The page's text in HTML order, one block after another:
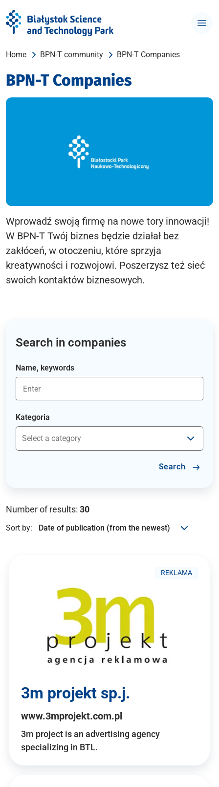
Home BPN-T community BPN-T Companies
BPN-T Companies
Wprowadź swoją firmę na nowe tory innowacji!
W BPN-T Twój biznes będzie działał bez
zakłóceń, w otoczeniu, które sprzyja
kreatywności i rozwojowi. Poszerzysz też sieć
swoich kontaktów biznesowych.
Search in companies
Name, keywords
Kategoria
Search
Number of results: 30
Sort by:
REKLAMA
3m projekt sp.j.
www.3mprojekt.com.pl
3m project is an advertising agency
specializing in BTL.